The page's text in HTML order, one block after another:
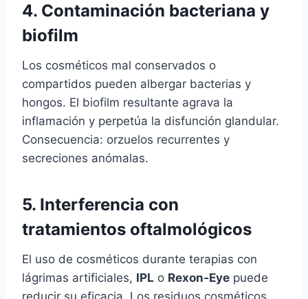
4. Contaminación bacteriana y
biofilm
Los cosméticos mal conservados o
compartidos pueden albergar bacterias y
hongos. El biofilm resultante agrava la
inflamación y perpetúa la disfunción glandular.
Consecuencia: orzuelos recurrentes y
secreciones anómalas.
5. Interferencia con
tratamientos oftalmológicos
El uso de cosméticos durante terapias con
lágrimas artificiales, IPL o Rexon‑Eye puede